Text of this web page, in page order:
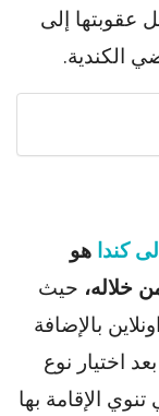
عقوبتها إلى
الكندية.
كندا هو
خلاله، حيث
بالإضافة
اختيار نوع
تنوي الإقامة بها